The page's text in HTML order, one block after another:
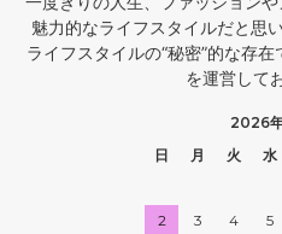
魅力的なライフスタイルだと思
ライフスタイルの“秘密”的な存
を運営して
2026
日
月 火 水
2
3 4 5